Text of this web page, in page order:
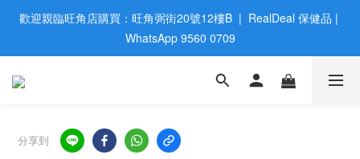
歡迎親臨旺角店購買：旺角弼街20號12樓B  |  RealDeal 保健品 |
WhatsApp 9560 0709
歡迎親臨旺角店購買：旺角弼街20號12樓B  |  RealDeal 保健品 |
WhatsApp 9560 0709
會員大升級 | 於12個月内消費滿$2200，即成爲黃金會員 | 消費滿
網站購買滿$500，免運費送貨 | Free Delivery on HK $500 Online
Order
分享到